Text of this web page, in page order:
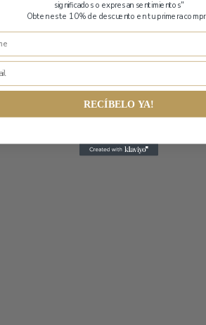
significados o expresan sentimientos"
Obten este 10% de descuento en tu primera
RECÍBELO YA!